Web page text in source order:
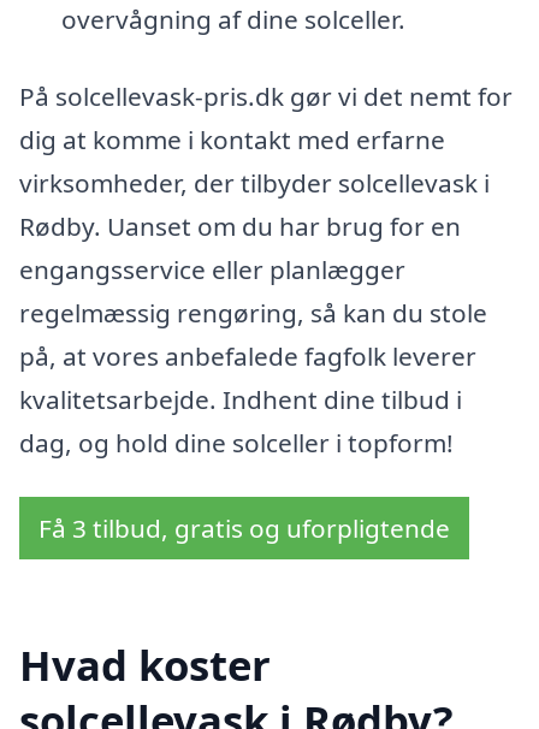
overvågning af dine solceller.
På solcellevask-pris.dk gør vi det nemt for
dig at komme i kontakt med erfarne
virksomheder, der tilbyder solcellevask i
Rødby. Uanset om du har brug for en
engangsservice eller planlægger
regelmæssig rengøring, så kan du stole
på, at vores anbefalede fagfolk leverer
kvalitetsarbejde. Indhent dine tilbud i
dag, og hold dine solceller i topform!
Få 3 tilbud, gratis og uforpligtende
Hvad koster